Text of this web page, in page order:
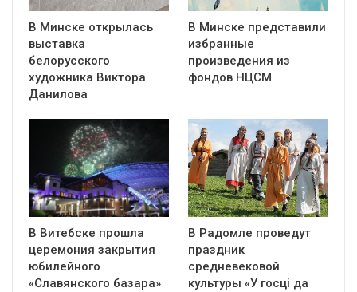
В Минске открылась
выставка
белорусского
художника Виктора
Данилова
В Минске представили
избранные
произведения из
фондов НЦСМ
В Витебске прошла
церемония закрытия
юбилейного
«Славянского базара»
В Радомле проведут
праздник
средневековой
культуры «У госці да